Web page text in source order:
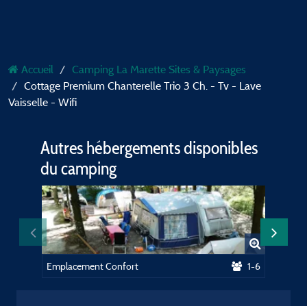
Accueil
Camping La Marette Sites & Paysages
Cottage Premium Chanterelle Trio 3 Ch. - Tv - Lave
Vaisselle - Wifi
Autres hébergements disponibles
du camping
Emplacement Confort 1-6